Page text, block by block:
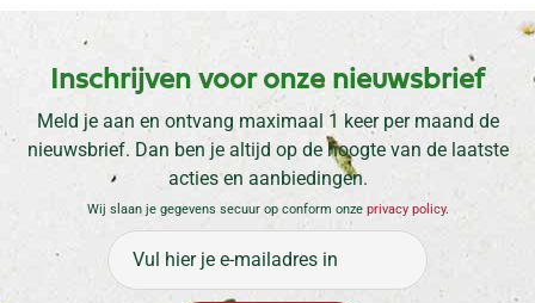
Inschrijven voor onze nieuwsbrief
Meld je aan en ontvang maximaal 1 keer per maand de
nieuwsbrief. Dan ben je altijd op de hoogte van de laatste
acties en aanbiedingen.
Wij slaan je gegevens secuur op conform onze privacy policy.